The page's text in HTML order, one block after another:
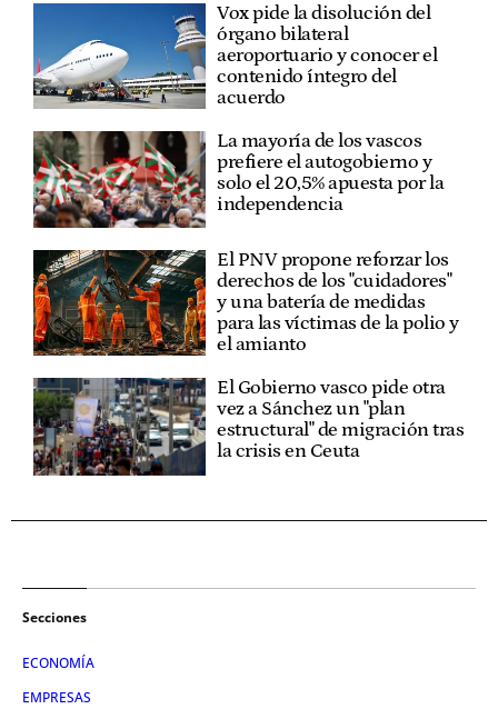
Vox pide la disolución del
órgano bilateral
aeroportuario y conocer el
contenido íntegro del
acuerdo
La mayoría de los vascos
prefiere el autogobierno y
solo el 20,5% apuesta por la
independencia
El PNV propone reforzar los
derechos de los "cuidadores"
y una batería de medidas
para las víctimas de la polio y
el amianto
El Gobierno vasco pide otra
vez a Sánchez un "plan
estructural" de migración tras
la crisis en Ceuta
Secciones
ECONOMÍA
EMPRESAS